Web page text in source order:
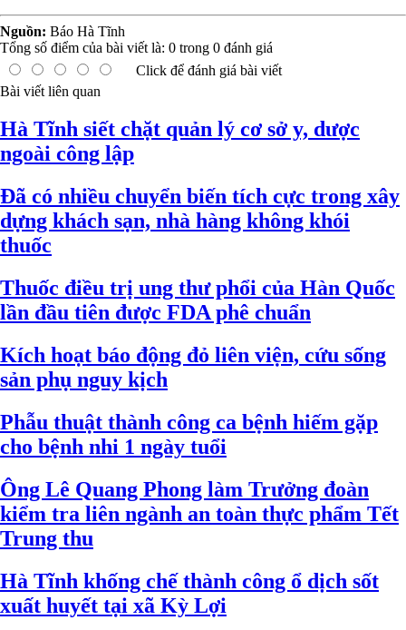
Nguồn: Báo Hà Tĩnh
Tổng số điểm của bài viết là: 0 trong 0 đánh giá
Click để đánh giá bài viết
Bài viết liên quan
Hà Tĩnh siết chặt quản lý cơ sở y, dược
ngoài công lập
Đã có nhiều chuyển biến tích cực trong xây
dựng khách sạn, nhà hàng không khói
thuốc
Thuốc điều trị ung thư phổi của Hàn Quốc
lần đầu tiên được FDA phê chuẩn
Kích hoạt báo động đỏ liên viện, cứu sống
sản phụ nguy kịch
Phẫu thuật thành công ca bệnh hiếm gặp
cho bệnh nhi 1 ngày tuổi
Ông Lê Quang Phong làm Trưởng đoàn
kiểm tra liên ngành an toàn thực phẩm Tết
Trung thu
Hà Tĩnh khống chế thành công ổ dịch sốt
xuất huyết tại xã Kỳ Lợi